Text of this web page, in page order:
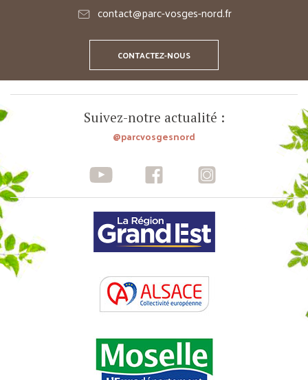
contact@parc-vosges-nord.fr
CONTACTEZ-NOUS
Suivez-notre actualité :
@parcvosgesnord